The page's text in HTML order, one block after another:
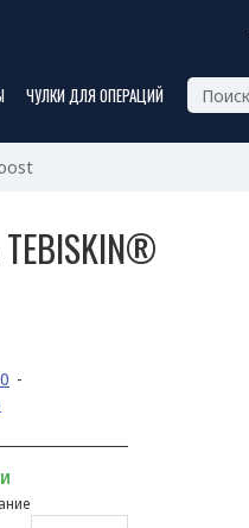
ЧУЛКИ ДЛЯ ОПЕРАЦИЙ
-